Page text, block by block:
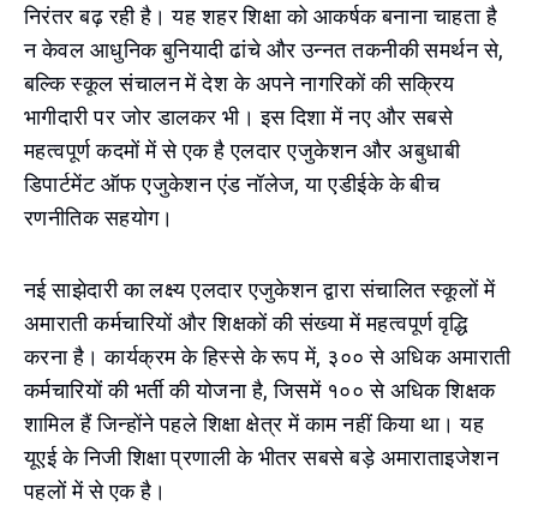
निरंतर बढ़ रही है। यह शहर शिक्षा को आकर्षक बनाना चाहता है
न केवल आधुनिक बुनियादी ढांचे और उन्नत तकनीकी समर्थन से,
बल्कि स्कूल संचालन में देश के अपने नागरिकों की सक्रिय
भागीदारी पर जोर डालकर भी। इस दिशा में नए और सबसे
महत्वपूर्ण कदमों में से एक है एलदार एजुकेशन और अबुधाबी
डिपार्टमेंट ऑफ एजुकेशन एंड नॉलेज, या एडीईके के बीच
रणनीतिक सहयोग।
नई साझेदारी का लक्ष्य एलदार एजुकेशन द्वारा संचालित स्कूलों में
अमाराती कर्मचारियों और शिक्षकों की संख्या में महत्वपूर्ण वृद्धि
करना है। कार्यक्रम के हिस्से के रूप में, ३०० से अधिक अमाराती
कर्मचारियों की भर्ती की योजना है, जिसमें १०० से अधिक शिक्षक
शामिल हैं जिन्होंने पहले शिक्षा क्षेत्र में काम नहीं किया था। यह
यूएई के निजी शिक्षा प्रणाली के भीतर सबसे बड़े अमाराताइजेशन
पहलों में से एक है।